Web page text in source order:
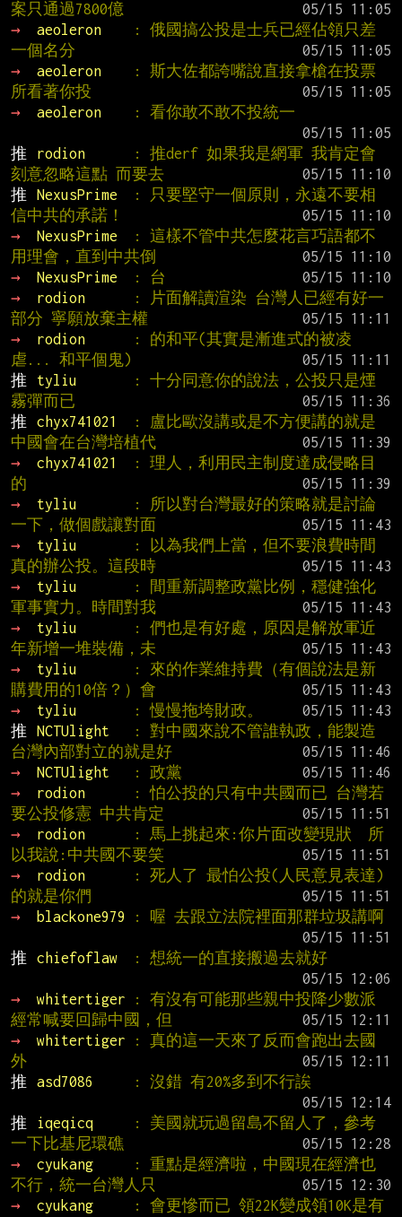
案只通過7800億
→
aeoleron
: 俄國搞公投是士兵已經佔領只差
一個名分
→
aeoleron
: 斯大佐都誇嘴說直接拿槍在投票
所看著你投
→
aeoleron
: 看你敢不敢不投統一
推
rodion
: 推derf 如果我是網軍 我肯定會
刻意忽略這點 而要去
推
NexusPrime
: 只要堅守一個原則，永遠不要相
信中共的承諾！
→
NexusPrime
: 這樣不管中共怎麼花言巧語都不
用理會，直到中共倒
→
NexusPrime : 台
→
rodion
: 片面解讀渲染 台灣人已經有好一
部分 寧願放棄主權
→
rodion
: 的和平(其實是漸進式的被凌
虐... 和平個鬼)
推
tyliu
: 十分同意你的說法，公投只是煙
霧彈而已
推
chyx741021
: 盧比歐沒講或是不方便講的就是
中國會在台灣培植代
→
chyx741021
: 理人，利用民主制度達成侵略目
的
→
tyliu
: 所以對台灣最好的策略就是討論
一下，做個戲讓對面
→
tyliu
: 以為我們上當，但不要浪費時間
真的辦公投。這段時
→
tyliu
: 間重新調整政黨比例，穩健強化
軍事實力。時間對我
→
tyliu
: 們也是有好處，原因是解放軍近
年新增一堆裝備，未
→
tyliu
: 來的作業維持費（有個說法是新
購費用的10倍？）會
→
tyliu : 慢慢拖垮財政。
推
NCTUlight
: 對中國來說不管誰執政，能製造
台灣內部對立的就是好
→
NCTUlight : 政黨
→
rodion
: 怕公投的只有中共國而已 台灣若
要公投修憲 中共肯定
→
rodion
: 馬上挑起來:你片面改變現狀  所
以我說:中共國不要笑
→
rodion
: 死人了 最怕公投(人民意見表達)
的就是你們
→
blackone979
: 喔 去跟立法院裡面那群垃圾講啊
推
chiefoflaw
: 想統一的直接搬過去就好
→
whitertiger
: 有沒有可能那些親中投降少數派
經常喊要回歸中國，但
→
whitertiger
: 真的這一天來了反而會跑出去國
外
推
asd7086
: 沒錯 有20%多到不行誒
推
iqeqicq
: 美國就玩過留島不留人了，參考
一下比基尼環礁
→
cyukang
: 重點是經濟啦，中國現在經濟也
不行，統一台灣人只
→
cyukang
: 會更慘而已 領22K變成領10K是有